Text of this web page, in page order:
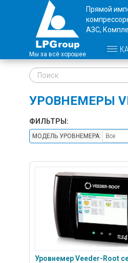
Прямой
АЗС,
УРОВНЕМЕРЫ
ФИЛЬТРЫ:
МОДЕЛЬ УРОВНЕМЕРА:
Уровнемер Veeder-Root